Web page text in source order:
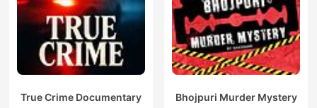
True Crime Documentary Bhojpuri Murder Mystery